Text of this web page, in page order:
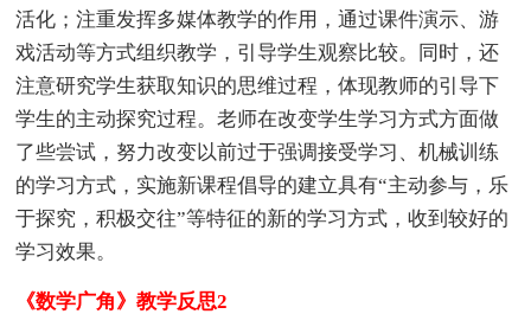
活化；注重发挥多媒体教学的作用，通过课件演示、游
戏活动等方式组织教学，引导学生观察比较。同时，还
注意研究学生获取知识的思维过程，体现教师的引导下
学生的主动探究过程。老师在改变学生学习方式方面做
了些尝试，努力改变以前过于强调接受学习、机械训练
的学习方式，实施新课程倡导的建立具有“主动参与，乐
于探究，积极交往”等特征的新的学习方式，收到较好的
学习效果。
《数学广角》教学反思2